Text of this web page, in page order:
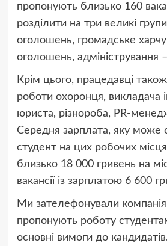
пропонують близько 160
розділити на три великі
оголошень, громадське
оголошень, адміністрування
Крім цього, працедавці
роботи охоронця, викладача
юриста, різнороба, PR-
Середня зарплата, яку може
студент на цих робочих
близько 18 000 гривень на
вакансії із зарплатою 6 600
Ми зателефонували
пропонують роботу
основні вимоги до